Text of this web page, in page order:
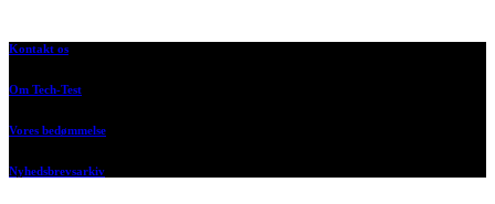
Kontakt os
Om Tech-Test
Vores bedømmelse
Nyhedsbrevsarkiv